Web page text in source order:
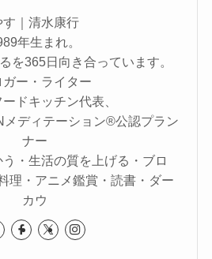
す｜清水康行
年生まれ。
を365日向き合っています。
ガー・ライター
ドキッチン代表、
メディテーション®公認プラン
ナー
・生活の質を上げる・ブロ
理・アニメ鑑賞・読書・ダー
カウ